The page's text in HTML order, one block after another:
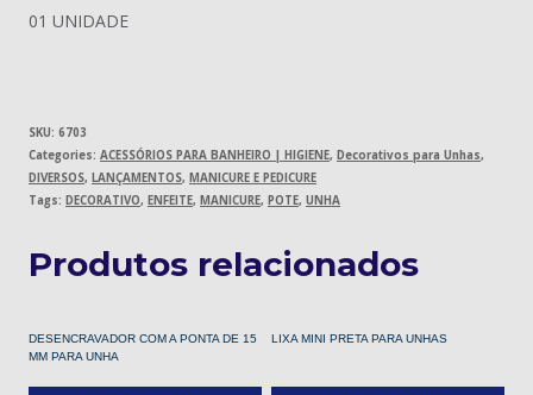
01 UNIDADE
SKU: 6703
Categories: ACESSÓRIOS PARA BANHEIRO | HIGIENE, Decorativos para Unhas,
DIVERSOS, LANÇAMENTOS, MANICURE E PEDICURE
Tags: DECORATIVO, ENFEITE, MANICURE, POTE, UNHA
Produtos relacionados
DESENCRAVADOR COM A PONTA DE 15
MM PARA UNHA
LIXA MINI PRETA PARA UNHAS